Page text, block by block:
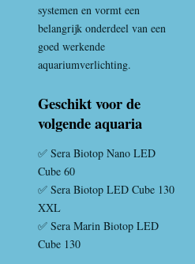
systemen en vormt een
belangrijk onderdeel van een
goed werkende
aquariumverlichting.
Geschikt voor de
volgende aquaria
✅ Sera Biotop Nano LED
Cube 60
✅ Sera Biotop LED Cube 130
XXL
✅ Sera Marin Biotop LED
Cube 130